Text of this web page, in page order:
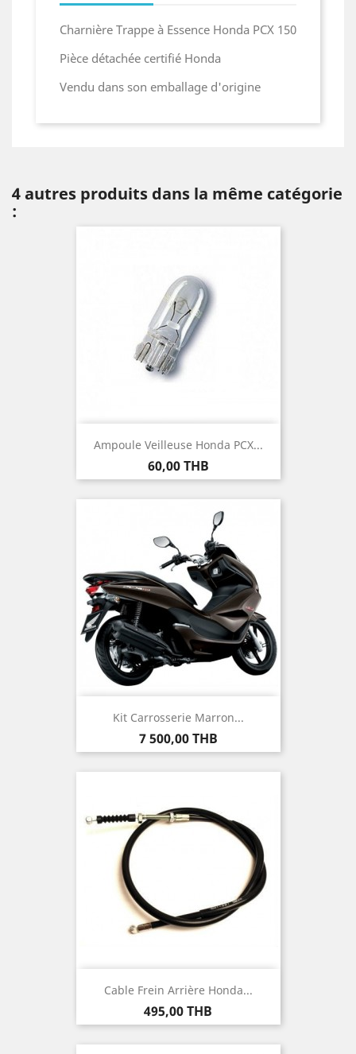
Charnière Trappe à Essence Honda PCX 150
Pièce détachée certifié Honda
Vendu dans son emballage d'origine
4 autres produits dans la même catégorie
:
Ampoule Veilleuse Honda PCX...
Prix
60,00 THB
Kit Carrosserie Marron...
Prix
7 500,00 THB
Cable Frein Arrière Honda...
Prix
495,00 THB